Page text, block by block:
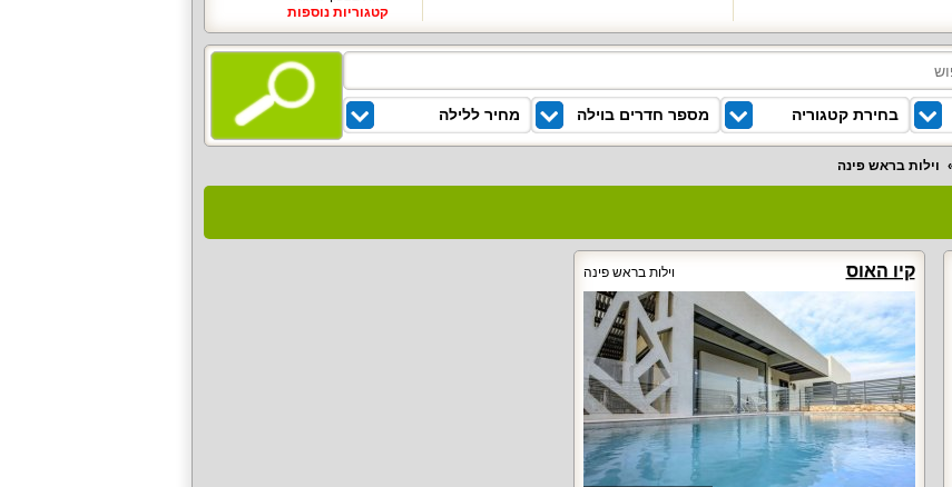
קטגוריות נוספות
בחירת קטגוריה מספר חדרים בוילה מחיר ללילה
וילות בראש פינה
קיו האוס וילות בראש פינה